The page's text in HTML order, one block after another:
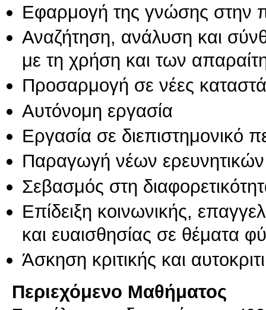
Εφαρμογή της γνώσης στην
Αναζήτηση, ανάλυση και
με τη χρήση και των
Προσαρμογή σε νέες
Αυτόνομη εργασία
Εργασία σε διεπιστημονικό
Παραγωγή νέων
Σεβασμός στη
Επίδειξη κοινωνικής,
και ευαισθησίας σε θέματα
Άσκηση κριτικής και
Περιεχόμενο Μαθήματος